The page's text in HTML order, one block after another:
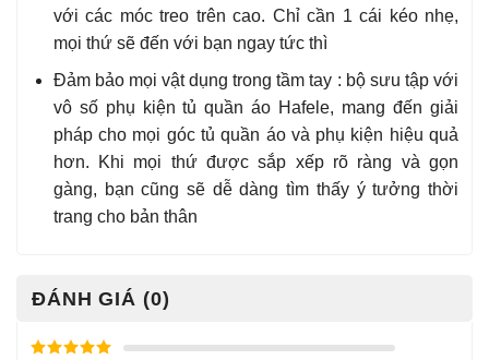
với các móc treo trên cao. Chỉ cần 1 cái kéo nhẹ,
mọi thứ sẽ đến với bạn ngay tức thì
Đảm bảo mọi vật dụng trong tầm tay : bộ sưu tập với
vô số phụ kiện tủ quần áo Hafele, mang đến giải
pháp cho mọi góc tủ quần áo và phụ kiện hiệu quả
hơn. Khi mọi thứ được sắp xếp rõ ràng và gọn
gàng, bạn cũng sẽ dễ dàng tìm thấy ý tưởng thời
trang cho bản thân
ĐÁNH GIÁ (0)